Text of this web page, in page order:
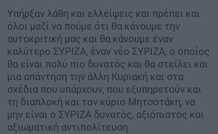
Υπήρξαν λάθη και ελλείψεις και πρέπει και
όλοι μαζί να πούμε ότι θα κάνουμε την
αυτοκριτική μας και θα κάνουμε έναν
καλύτερο ΣΥΡΙΖΑ, έναν νέο ΣΥΡΙΖΑ, ο οποίος
θα είναι πολύ πιο δυνατός και θα στείλει και
μια απάντηση την άλλη Κυριακή και στα
σχέδια που υπάρχουν, που εξυπηρετούν και
τη διαπλοκή και τον κύριο Μητσοτάκη, να
μην είναι ο ΣΥΡΙΖΑ δυνατός, αξιόπιστος και
αξιωματική αντιπολίτευση.